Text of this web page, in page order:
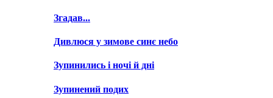
Згадав...
Дивлюся у зимове синє небо
Зупинились і ночі й дні
Зупинений подих